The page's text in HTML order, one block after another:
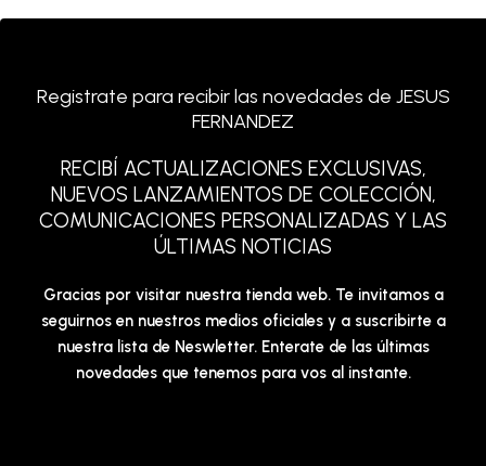
Registrate para recibir las novedades de JESUS
FERNANDEZ
RECIBÍ ACTUALIZACIONES EXCLUSIVAS,
NUEVOS LANZAMIENTOS DE COLECCIÓN,
COMUNICACIONES PERSONALIZADAS Y LAS
ÚLTIMAS NOTICIAS
Gracias por visitar nuestra tienda web. Te invitamos a
seguirnos en nuestros medios oficiales y a suscribirte a
nuestra lista de Neswletter. Enterate de las últimas
novedades que tenemos para vos al instante.